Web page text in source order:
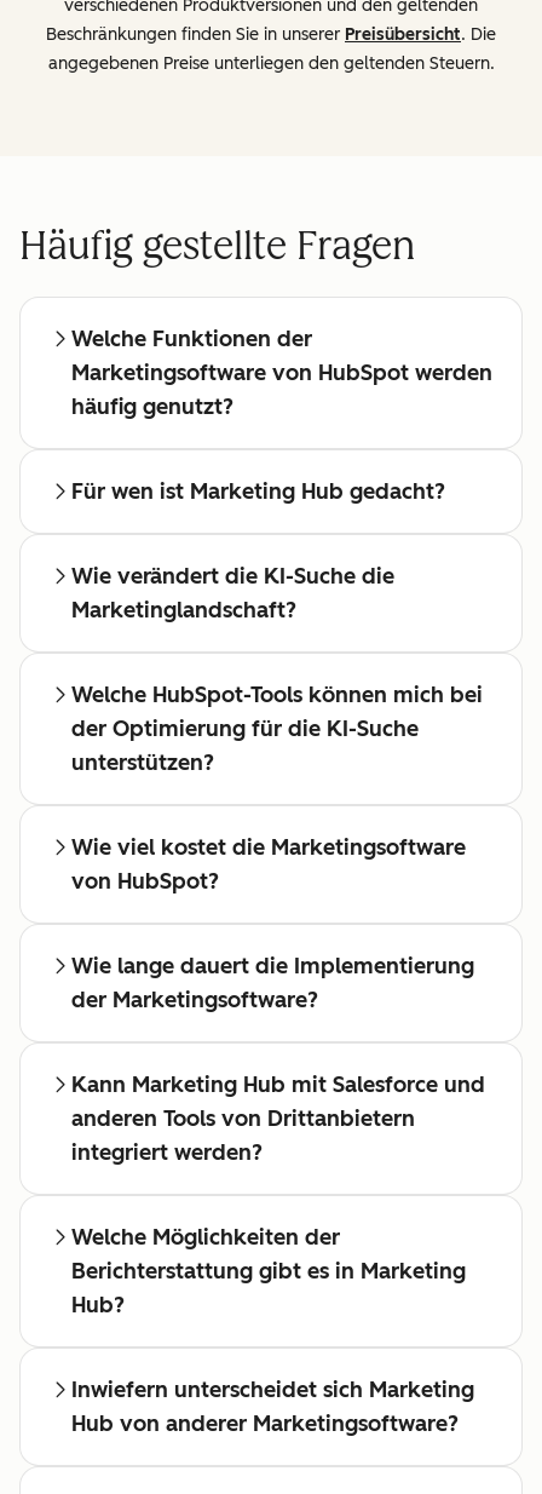
verschiedenen Produktversionen und den geltenden
Beschränkungen finden Sie in unserer Preisübersicht. Die
angegebenen Preise unterliegen den geltenden Steuern.
Häufig gestellte Fragen
Welche Funktionen der
Marketingsoftware von HubSpot werden
häufig genutzt?
Für wen ist Marketing Hub gedacht?
Wie verändert die KI-Suche die
Marketinglandschaft?
Welche HubSpot-Tools können mich bei
der Optimierung für die KI-Suche
unterstützen?
Wie viel kostet die Marketingsoftware
von HubSpot?
Wie lange dauert die Implementierung
der Marketingsoftware?
Kann Marketing Hub mit Salesforce und
anderen Tools von Drittanbietern
integriert werden?
Welche Möglichkeiten der
Berichterstattung gibt es in Marketing
Hub?
Inwiefern unterscheidet sich Marketing
Hub von anderer Marketingsoftware?